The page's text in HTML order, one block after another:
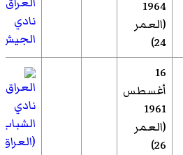
1964
(العمر
24)
نادي
الجيش
16
أغسطس
1961
(العمر
26)
نادي
الشباب